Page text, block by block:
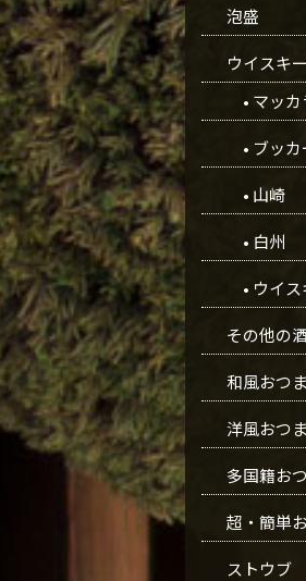
泡盛
ウイスキー
• マッカ
• ブッカ
• 山崎
• 白州
• ウイス
その他の
和風おつ
洋風おつ
多国籍お
超・簡単
ストウブ